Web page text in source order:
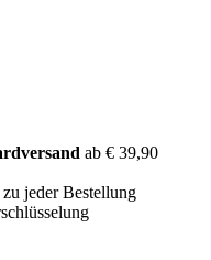
ab € 39,90
zu jeder Bestellung